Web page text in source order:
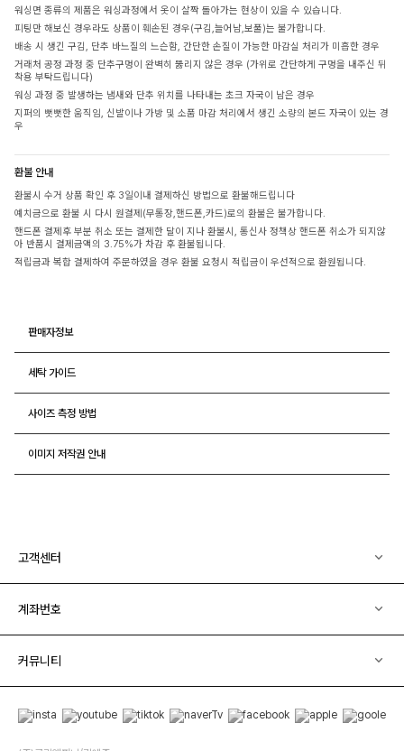
워싱면 종류의 제품은 워싱과정에서 옷이 살짝 돌아가는 현상이 있을 수 있습니다.
피팅만 해보신 경우라도 상품이 훼손된 경우(구김,늘어남,보풀)는 불가합니다.
배송 시 생긴 구김, 단추 바느질의 느슨함, 간단한 손질이 가능한 마감실 처리가 미흡한 경우
거래처 공정 과정 중 단추구멍이 완벽히 뚫리지 않은 경우 (가위로 간단하게 구멍을 내주신 뒤
착용 부탁드립니다)
워싱 과정 중 발생하는 냄새와 단추 위치를 나타내는 초크 자국이 남은 경우
지퍼의 뻣뻣한 움직임, 신발이나 가방 및 소품 마감 처리에서 생긴 소량의 본드 자국이 있는 경
우
환불 안내
환불시 수거 상품 확인 후 3일이내 결제하신 방법으로 환불해드립니다
예치금으로 환불 시 다시 원결제(무통장,핸드폰,카드)로의 환불은 불가합니다.
핸드폰 결제후 부분 취소 또는 결제한 달이 지나 환불시, 통신사 정책상 핸드폰 취소가 되지않
아 반품시 결제금액의 3.75%가 차감 후 환불됩니다.
적립금과 복합 결제하여 주문하였을 경우 환불 요청시 적립금이 우선적으로 환원됩니다.
판매자정보
세탁 가이드
사이즈 측정 방법
이미지 저작권 안내
고객센터
계좌번호
커뮤니티